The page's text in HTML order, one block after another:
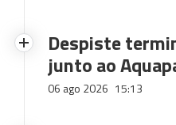
Despiste
junto ao
06 ago 2026 15:13